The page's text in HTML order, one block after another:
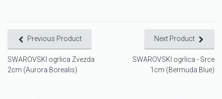
Previous Product
SWAROVSKI ogrlica Zvezda
2cm (Aurora Borealis)
Next Product
SWAROVSKI ogrlica - Srce
1cm (Bermuda Blue)